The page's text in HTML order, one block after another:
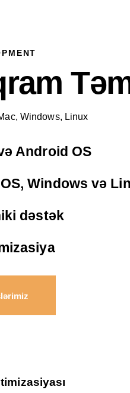
Windows, Linux
Android OS
Windows və
dəstək